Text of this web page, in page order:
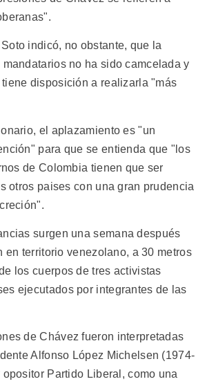
indicó, no obstante, que la
no ha sido camcelada y
disposición a realizarla "más
el aplazamiento es "un
para que se entienda que "los
de Colombia tienen que ser
otros paises con una gran prudencia
surgen una semana después
en territorio venezolano, a 30 metros
los cuerpos de tres activistas
ejecutados por integrantes de las
de Chávez fueron interpretadas
Alfonso López Michelsen (1974-
Partido Liberal, como una